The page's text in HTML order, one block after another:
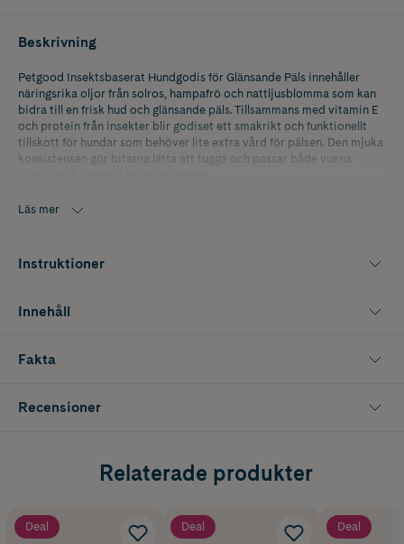
Beskrivning
Petgood Insektsbaserat Hundgodis för Glänsande Päls innehåller
näringsrika oljor från solros, hampafrö och nattljusblomma som kan
bidra till en frisk hud och glänsande päls. Tillsammans med vitamin E
och protein från insekter blir godiset ett smakrikt och funktionellt
tillskott för hundar som behöver lite extra vård för pälsen. Den mjuka
konsistensen gör bitarna lätta att tugga och passar både vuxna
Läs mer
Instruktioner
Innehåll
Fakta
Recensioner
Relaterade produkter
Deal Deal Deal